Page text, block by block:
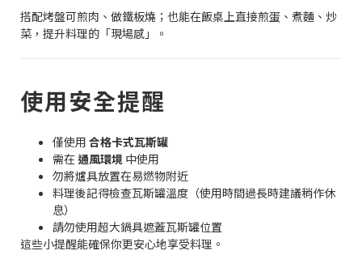
搭配烤盤可煎肉、做鐵板燒；也能在飯桌上直接煎蛋、煮麵、炒
菜，提升料理的「現場感」。
使用安全提醒
僅使用 合格卡式瓦斯罐
需在 通風環境 中使用
勿將爐具放置在易燃物附近
料理後記得檢查瓦斯罐溫度（使用時間過長時建議稍作休
息）
請勿使用超大鍋具遮蓋瓦斯罐位置
這些小提醒能確保你更安心地享受料理。